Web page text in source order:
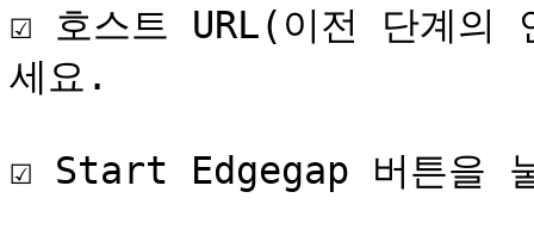
☑️ 호스트 URL(이전 단계의
세요.
☑️ Start Edgegap 버튼을